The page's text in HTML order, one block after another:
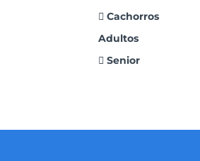
Cachorros
Adultos
Senior